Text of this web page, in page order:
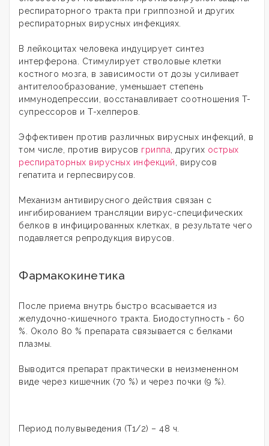
респираторного тракта при гриппозной и других
респираторных вирусных инфекциях.
В лейкоцитах человека индуцирует синтез
интерферона. Стимулирует стволовые клетки
костного мозга, в зависимости от дозы усиливает
антителообразование, уменьшает степень
иммунодепрессии, восстанавливает соотношения T-
супрессоров и T-хелперов.
Эффективен против различных вирусных инфекций, в
том числе, против вирусов гриппа , других острых
респираторных вирусных инфекций , вирусов
гепатита и герпесвирусов.
Механизм антивирусного действия связан с
ингибированием трансляции вирус-специфических
белков в инфицированных клетках, в результате чего
подавляется репродукция вирусов.
Фармакокинетика
После приема внутрь быстро всасывается из
желудочно-кишечного тракта. Биодоступность - 60
%. Около 80 % препарата связывается с белками
плазмы.
Выводится препарат практически в неизмененном
виде через кишечник (70 %) и через почки (9 %).
Период полувыведения (T1/2) – 48 ч.